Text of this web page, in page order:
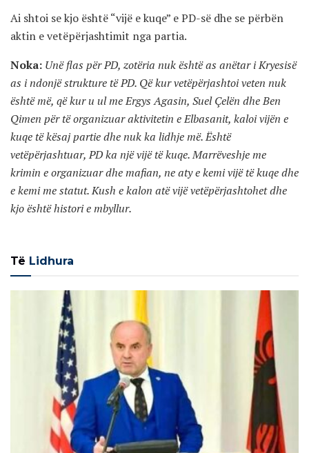
Ai shtoi se kjo është “vijë e kuqe” e PD-së dhe se përbën
aktin e vetëpërjashtimit nga partia.
Noka: Unë flas për PD, zotëria nuk është as anëtar i Kryesisë
as i ndonjë strukture të PD. Që kur vetëpërjashtoi veten nuk
është më, që kur u ul me Ergys Agasin, Suel Çelën dhe Ben
Qimen për të organizuar aktivitetin e Elbasanit, kaloi vijën e
kuqe të kësaj partie dhe nuk ka lidhje më. Është
vetëpërjashtuar, PD ka një vijë të kuqe. Marrëveshje me
krimin e organizuar dhe mafian, ne aty e kemi vijë të kuqe dhe
e kemi me statut. Kush e kalon atë vijë vetëpërjashtohet dhe
kjo është histori e mbyllur.
Të Lidhura